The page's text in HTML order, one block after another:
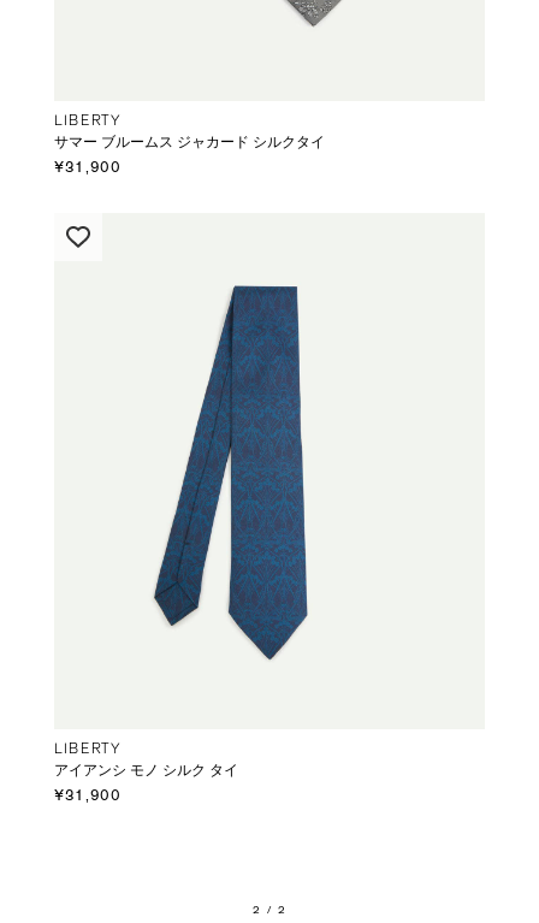
LIBERTY
サマー ブルームス ジャカード シルクタイ
¥31,900
LIBERTY
アイアンシ モノ シルク タイ
¥31,900
2 / 2